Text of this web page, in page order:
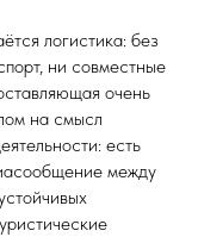
логистика: без
ни совместные
очень
на смысл
есть
между